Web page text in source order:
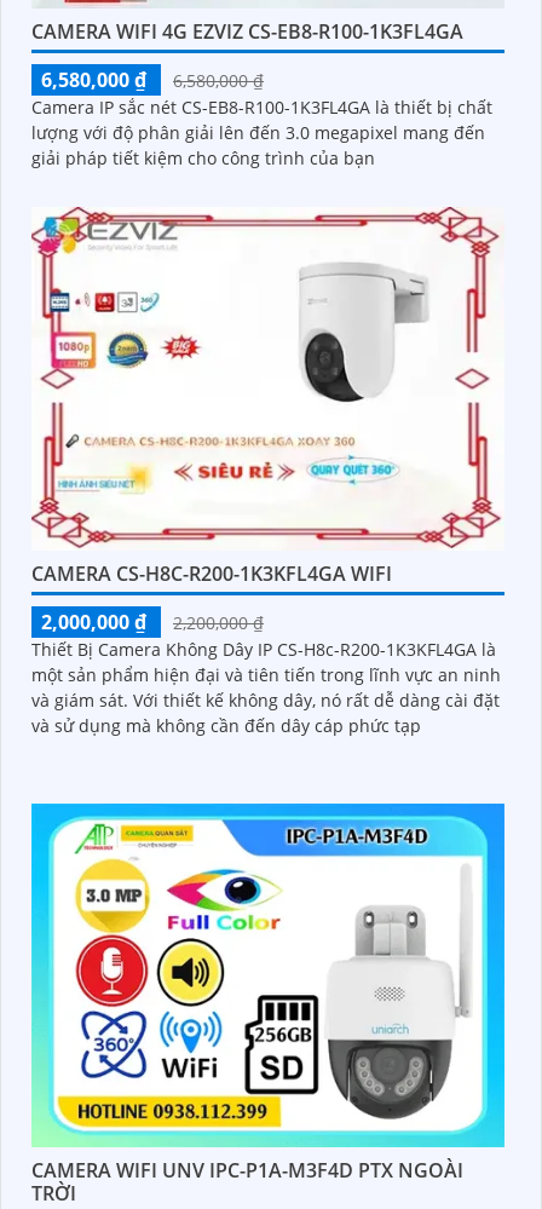
CAMERA WIFI 4G EZVIZ CS-EB8-R100-1K3FL4GA
6,580,000 ₫
6,580,000 ₫
Camera IP sắc nét CS-EB8-R100-1K3FL4GA là thiết bị chất
lượng với độ phân giải lên đến 3.0 megapixel mang đến
giải pháp tiết kiệm cho công trình của bạn
CAMERA CS-H8C-R200-1K3KFL4GA WIFI
2,000,000 ₫
2,200,000 ₫
Thiết Bị Camera Không Dây IP CS-H8c-R200-1K3KFL4GA là
một sản phẩm hiện đại và tiên tiến trong lĩnh vực an ninh
và giám sát. Với thiết kế không dây, nó rất dễ dàng cài đặt
và sử dụng mà không cần đến dây cáp phức tạp
CAMERA WIFI UNV IPC-P1A-M3F4D PTX NGOÀI
TRỜI